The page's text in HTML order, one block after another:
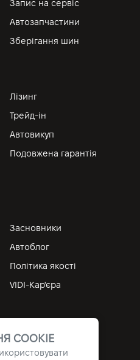
Запис на сервіс
Автозапчастини
Зберігання шин
Лізинг
Трейд-ін
Автовикуп
Подовжена гарантія
Засновники
Автоблог
Політика якості
VIDI-Кар'єра
COOKIE